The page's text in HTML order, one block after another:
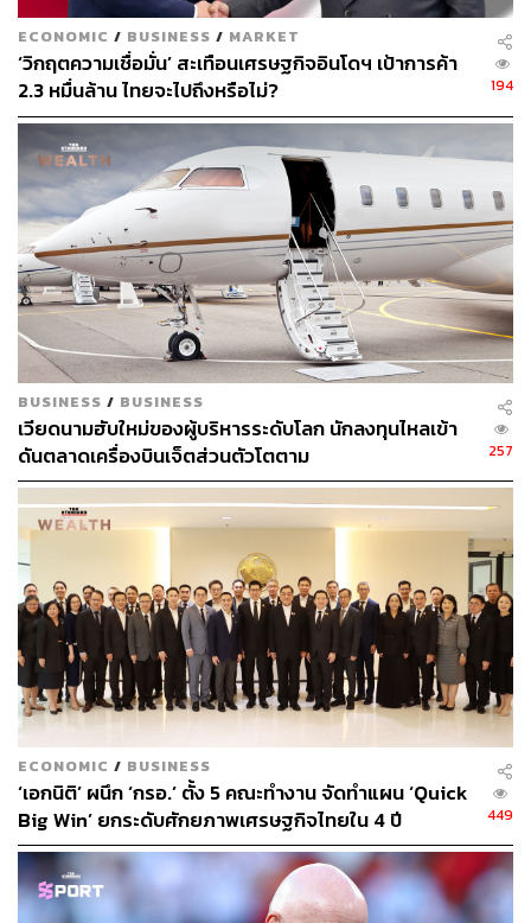
พิสูจน์อักษร: ลักษณ์นารา พักตร์เพียงจันทร์
TAGS: เศรษฐกิจ การลงทุน หุ้น
BCPG
บริษัท บีซีพีจี จำกัด (มหาชน)
บริษัทหลักทรัพย์
40
ABOUT THE AUTHOR
ชุตินันท์ สงวนประสิทธิ์
Content Creator สำนักข่าว THE
STANDARD
ECONOMIC / BUSINESS / MARKET
‘วิกฤตความเชื่อมั่น’ สะเทือนเศรษฐกิจอินโดฯ เป้าการค้า
2.3 หมื่นล้าน ไทยจะไปถึงหรือไม่?
194
BUSINESS / BUSINESS
เวียดนามฮับใหม่ของผู้บริหารระดับโลก นักลงทุนไหลเข้า
ดันตลาดเครื่องบินเจ็ตส่วนตัวโตตาม
257
ECONOMIC / BUSINESS
‘เอกนิติ’ ผนึก ‘กรอ.’ ตั้ง 5 คณะทำงาน จัดทำแผน ‘Quick
Big Win’ ยกระดับศักยภาพเศรษฐกิจไทยใน 4 ปี
449